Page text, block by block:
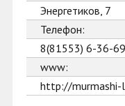
Энергетиков, 7
Телефон:
8(81553) 6-36-69
www:
http://murmashi-